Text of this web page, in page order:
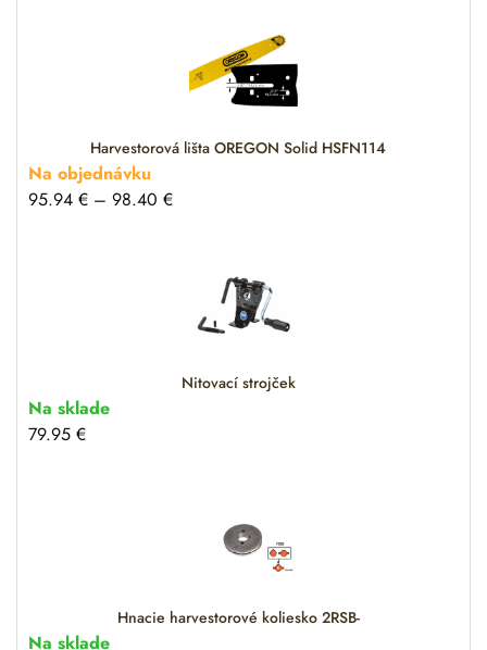
Harvestorová lišta OREGON Solid HSFN114
Na objednávku
95.94 € – 98.40 €
Nitovací strojček
Na sklade
79.95 €
Hnacie harvestorové koliesko 2RSB-
Na sklade